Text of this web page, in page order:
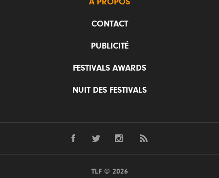
CONTACT
PUBLICITÉ
FESTIVALS AWARDS
NUIT DES FESTIVALS
TLF © 2026